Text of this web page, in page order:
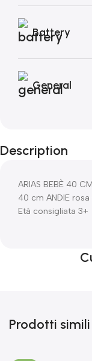
Battery
General
Description
ARIAS BEBÈ 40
40 cm ANDIE rosa
Età consigliata 3+
Prodotti